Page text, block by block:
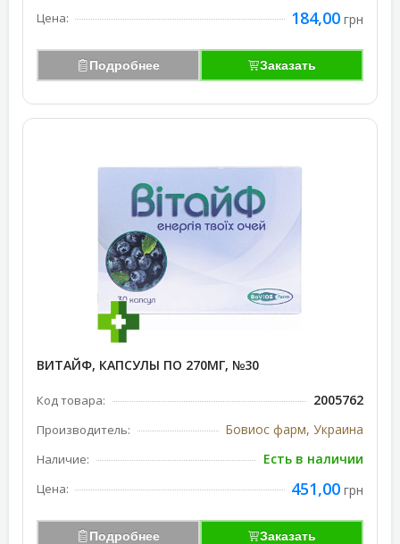
Цена: 184,00 грн
Подробнее Заказать
ВИТАЙФ, КАПСУЛЫ ПО 270МГ, №30
Код товара: 2005762
Производитель: Бовиос фарм, Украина
Наличие: Есть в наличии
Цена: 451,00 грн
Подробнее Заказать